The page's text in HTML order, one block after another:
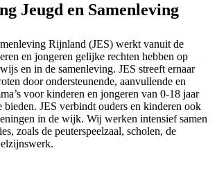
Jeugd en Samenleving
Rijnland (JES) werkt vanuit de
en jongeren gelijke rechten hebben op
en in de samenleving. JES streeft ernaar
door ondersteunende, aanvullende en
voor kinderen en jongeren van 0-18 jaar
bieden. JES verbindt ouders en kinderen ook
in de wijk. Wij werken intensief samen
zoals de peuterspeelzaal, scholen, de